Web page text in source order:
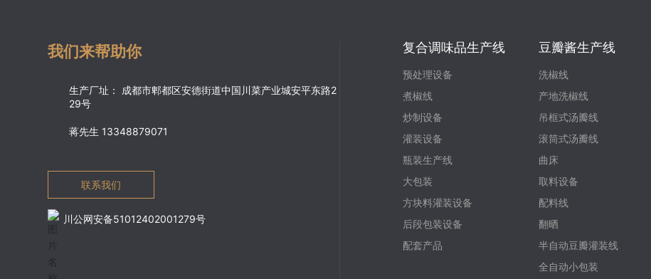
我们来帮助你
生产厂址： 成都市郫都区安德街道中国川菜产业城安平东路2
29号
蒋先生 13348879071
联系我们
川公网安备51012402001279号
复合调味品生产线
预处理设备
煮椒线
炒制设备
灌装设备
瓶装生产线
大包装
方块料灌装设备
后段包装设备
配套产品
豆瓣酱生产线
洗椒线
产地洗椒线
吊框式汤瓣线
滚筒式汤瓣线
曲床
取料设备
配料线
翻晒
半自动豆瓣灌装线
全自动小包装